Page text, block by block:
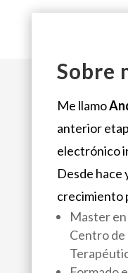
Sobre
Me llamo
anterior
electrónico
Desde hace
crecimiento
Master
Centro